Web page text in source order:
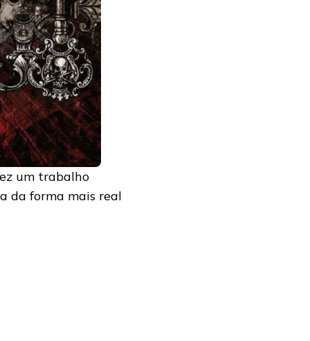
um trabalho
da forma mais real